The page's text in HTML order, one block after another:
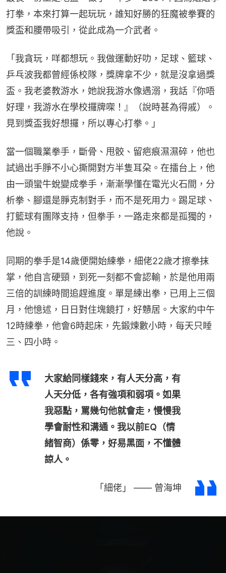
打拳，本來打算一起玩玩，誰知好勝的狂魔被拳賽的
獎盃和腰帶吸引，從此成為一介武者。
「我貪玩，咩都想玩。我做運動好叻，足球、籃球、
乒乓波我都曾經係校隊，獎牌拿不少，就是沒拿過獎
盃。我老婆教游水，她說我游水像遇溺，我話『你唔
好理，我游水在學校攞牌㗎！』（說時甚為得戚）。
見到獎盃我好想攞，所以專心打拳。」
當一個職業拳手，斷骨、甩骹、留疤痕濕濕碎，他也
試過出手㬹不小心撕開對方半隻耳朶。在擂台上，他
由一頭蠻牛蛻變成拳手，漸漸學懂在電光火石間，分
析拳、腳還是㬹克制對手，而不是死用力。踢足球、
打籃球有團隊支持，但拳手，一路走來都是孤獨的，
他說。
同期的拳手是14歲便開始練拳，細佬22歲才擦拳抹
掌，他自言硬頸，到死一刻都不會認輸，於是他用兩
三倍的訓練時間追趕進度。單是練出拳，已用上三個
月，他憶述，日日對住塊鏡打，好戇居。大家約中午
12時練拳，他會6時起床，先鍛煉數小時，每天只睡
三、四小時。
大家給同樣錢來，有人天分高，有
人天分低，各有強項和弱項。如果
我惡點，罵幾句他就會走，慢慢我
學會耐性和溝通。我以前EQ（情
緒智商）係零，好易黑面，不懂體
諒人。
「細佬」 —— 曾海坤